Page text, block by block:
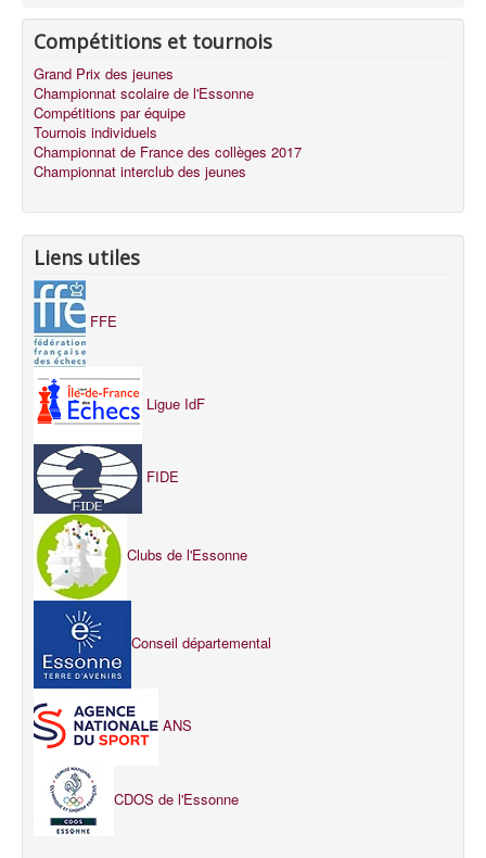
Compétitions et tournois
Grand Prix des jeunes
Championnat scolaire de l'Essonne
Compétitions par équipe
Tournois individuels
Championnat de France des collèges 2017
Championnat interclub des jeunes
Liens utiles
FFE
Ligue IdF
FIDE
Clubs de l'Essonne
Conseil départemental
ANS
CDOS de l'Essonne